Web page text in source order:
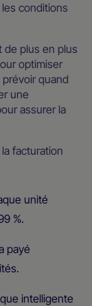
conditions
de plus en plus
optimiser
quand
une
assurer la
facturation
unité
%.
payé
intelligente